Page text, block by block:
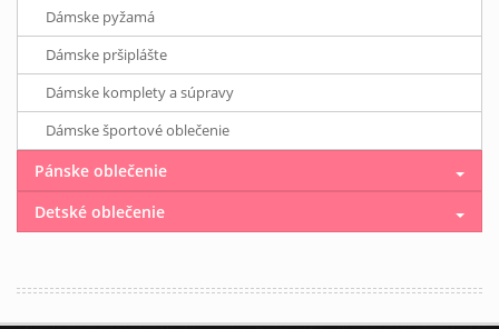
Dámske pyžamá
Dámske pršiplášte
Dámske komplety a súpravy
Dámske športové oblečenie
Pánske oblečenie
Detské oblečenie